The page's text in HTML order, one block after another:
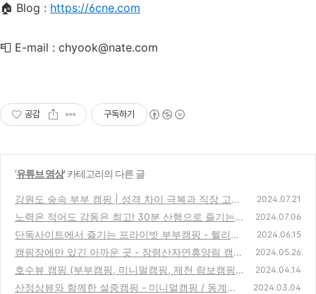
🏠 Blog : https://6cne.com
📮 E-mail : chyook@nate.com
공감 구독하기
'유튜브 영상' 카테고리의 다른 글
강원도 숲속 부부 캠핑 | 성격 차이 극복과 직장 고민
이야기 ( 헬리녹스터널 / 태백고원자연휴양림 / 미인
폭포)
(0)
2024.07.21
노력은 적어도 감동은 최고! 30분 산행으로 즐기는
함백산 절경 - 태백 1편
(0)
2024.07.06
단독사이트에서 즐기는 프라이빗 부부캠핑 - 헬리녹
스터널 | 수목원브로방스 | 육씨네
(0)
2024.06.15
캠핑장에만 있긴 아까운 곳 - 장령산자연휴양림 캠핑
& 등산 & 용암사 일출
(0)
2024.05.26
호수뷰 캠핑 (부부캠핑, 미니멀캠핑, 제천 람보캠핑
장, 청풍호)
(0)
2024.04.14
산정상뷰와 함께한 설중캠핑 - 미니멀캠핑 / 동계캠
2024.03.04